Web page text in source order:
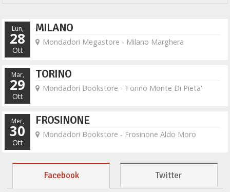
Lun,
28
Ott
MILANO
Mondadori Megastore - Milano Marghera
Mar,
29
Ott
TORINO
Mondadori Bookstore - Torino Monte Di Pieta'
Mer,
30
Ott
FROSINONE
Mondadori Bookstore - Frosinone Aldo Moro
Facebook Twitter